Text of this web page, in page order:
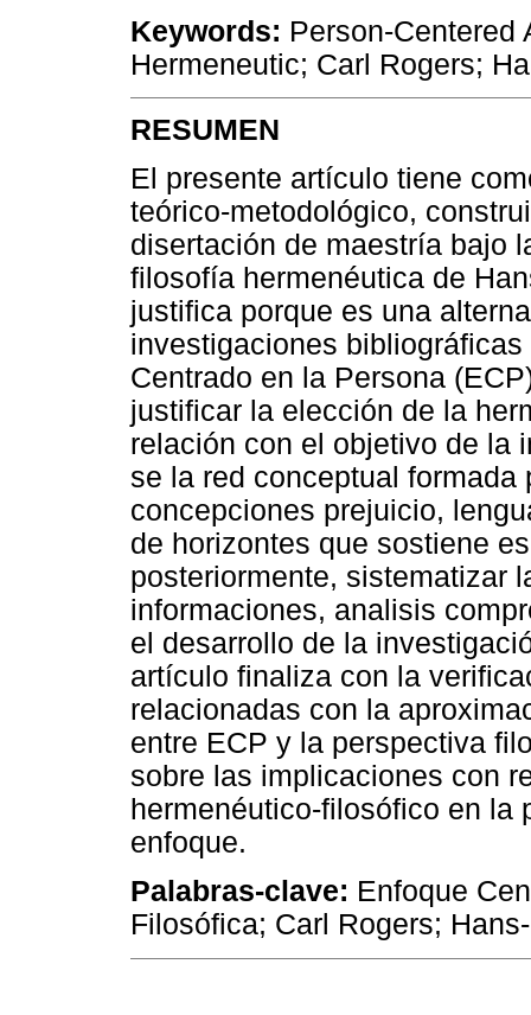
Keywords: Person-Centered
Hermeneutic; Carl Rogers;
RESUMEN
El presente artículo tiene
teórico-metodológico,
disertación de maestría bajo
filosofía hermenéutica de
justifica porque es una
investigaciones
Centrado en la Persona
justificar la elección de la
relación con el objetivo de la
se la red conceptual
concepciones prejuicio,
de horizontes que sostiene
posteriormente, sistematizar
informaciones, analisis
el desarrollo de la
artículo finaliza con la
relacionadas con la
entre ECP y la perspectiva
sobre las implicaciones con
hermenéutico-filosófico en la
enfoque.
Palabras-clave: Enfoque
Filosófica; Carl Rogers;